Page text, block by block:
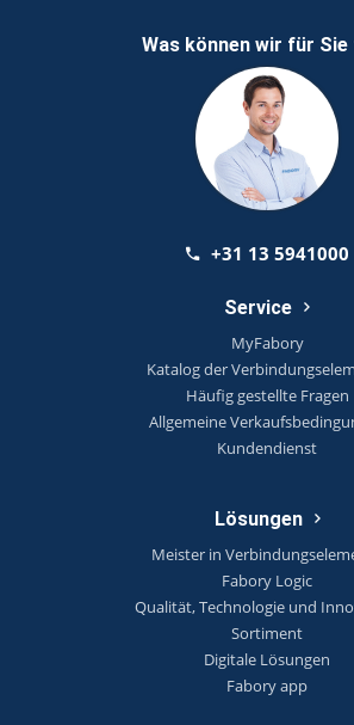
Was können wir für Sie
+31 13 5941000
Service
MyFabory
Katalog der
Häufig gestellte Fragen
Allgemeine
Kundendienst
Lösungen
Meister in
Fabory Logic
Qualität, Technologie und
Sortiment
Digitale Lösungen
Fabory app